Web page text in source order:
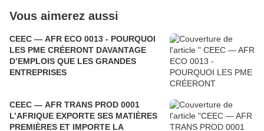
Vous aimerez aussi
CEEC — AFR ECO 0013 - POURQUOI
LES PME CRÉERONT DAVANTAGE
D’EMPLOIS QUE LES GRANDES
ENTREPRISES
CEEC — AFR TRANS PROD 0001
L’AFRIQUE EXPORTE SES MATIÈRES
PREMIÈRES ET IMPORTE LA